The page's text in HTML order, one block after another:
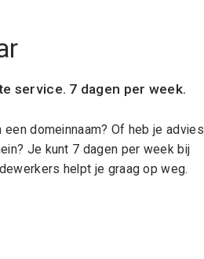
service. 7 dagen per week.
domeinnaam? Of heb je advies
Je kunt 7 dagen per week bij
helpt je graag op weg.